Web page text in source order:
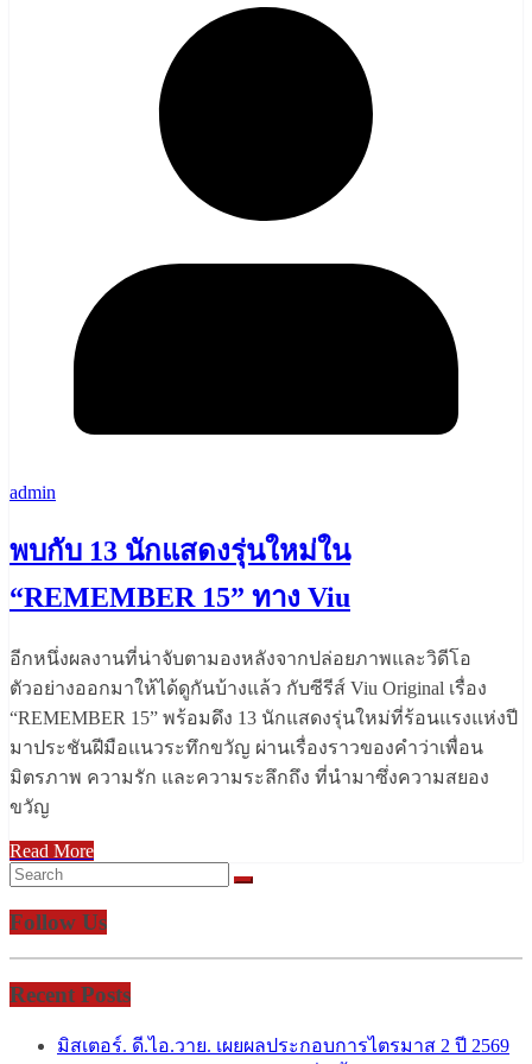
admin
พบกับ 13 นักแสดงรุ่นใหม่ใน
“REMEMBER 15” ทาง Viu
อีกหนึ่งผลงานที่น่าจับตามองหลังจากปล่อยภาพและวิดีโอ
ตัวอย่างออกมาให้ได้ดูกันบ้างแล้ว กับซีรีส์ Viu Original เรื่อง
“REMEMBER 15” พร้อมดึง 13 นักแสดงรุ่นใหม่ที่ร้อนแรงแห่งปี
มาประชันฝีมือแนวระทึกขวัญ ผ่านเรื่องราวของคำว่าเพื่อน
มิตรภาพ ความรัก และความระลึกถึง ที่นำมาซึ่งความสยอง
ขวัญ
Read More
Follow Us
Recent Posts
มิสเตอร์. ดี.ไอ.วาย. เผยผลประกอบการไตรมาส 2 ปี 2569